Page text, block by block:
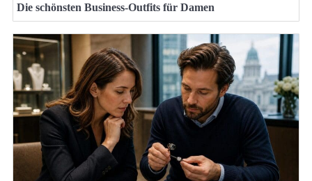
Die schönsten Business-Outfits für Damen